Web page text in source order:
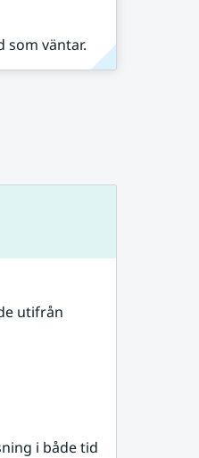
som väntar.
utifrån
i både tid